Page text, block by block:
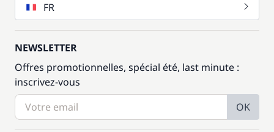
FR
NEWSLETTER
Offres promotionnelles, spécial été, last minute :
inscrivez-vous
OK